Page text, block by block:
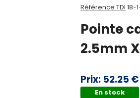
Référence TDI 18-
Pointe
2.5mm
Prix: 52.25 €
En stock